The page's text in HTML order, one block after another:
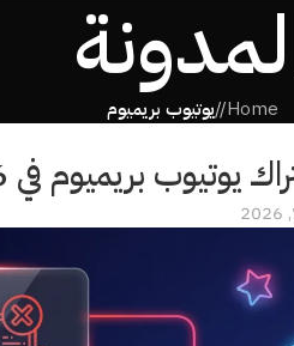
Home
/ يوتيوب بريميوم
بريميوم في 2026